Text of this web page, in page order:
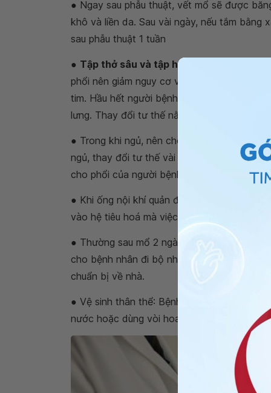
● Ngay sau phẫu thuật, vết mổ sẽ được
khô và liền da. Sau vài ngày, nếu tắm
sau phẫu thuật 1 tuần
● Tập thở sâu và tập ho
phổi nên giảm nguy cơ viêm phổi và sốt,
tim. Hầu hết người bệnh do sợ đau nên
lưng. Thay đổi tư thế nằm thường xuyên,
● Trong khi ngủ, nên cho bệnh nhân
nằm
ngủ, thay đổi tư thế vài tiếng một lần nếu
cho phổi của người bệnh.
● Khi ống nội khí quản được rút ra, người
vào hệ tiêu hoá mà việc chuyển từ thức ăn
● Thường sau mổ 2 ngày, bệnh nhân có
cho bệnh nhân đi bộ những quãng ngắn
chuẩn bị về nhà.
● Vệ sinh thân thể: Bệnh nhân có thể được
nước hoặc dùng vòi hoa sen và gội đầu.